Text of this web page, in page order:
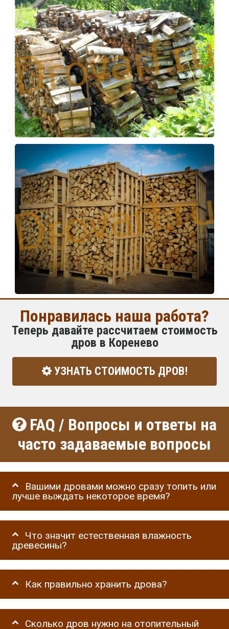
Понравилась наша работа?
Теперь давайте рассчитаем стоимость
дров в Коренево
УЗНАТЬ СТОИМОСТЬ ДРОВ!
FAQ / Вопросы и ответы на
часто задаваемые вопросы
Вашими дровами можно сразу топить или
лучше выждать некоторое время?
Что значит естественная влажность
древесины?
Как правильно хранить дрова?
Сколько дров нужно на отопительный